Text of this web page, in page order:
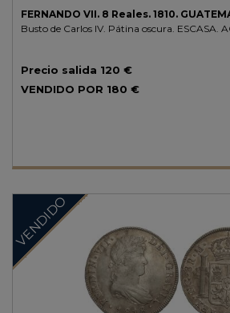
FERNANDO VII. 8 Reales. 1810.
Busto de Carlos IV. Pátina oscura. ESCASA.
Precio salida 120 €
VENDIDO POR 180 €
VENDIDO